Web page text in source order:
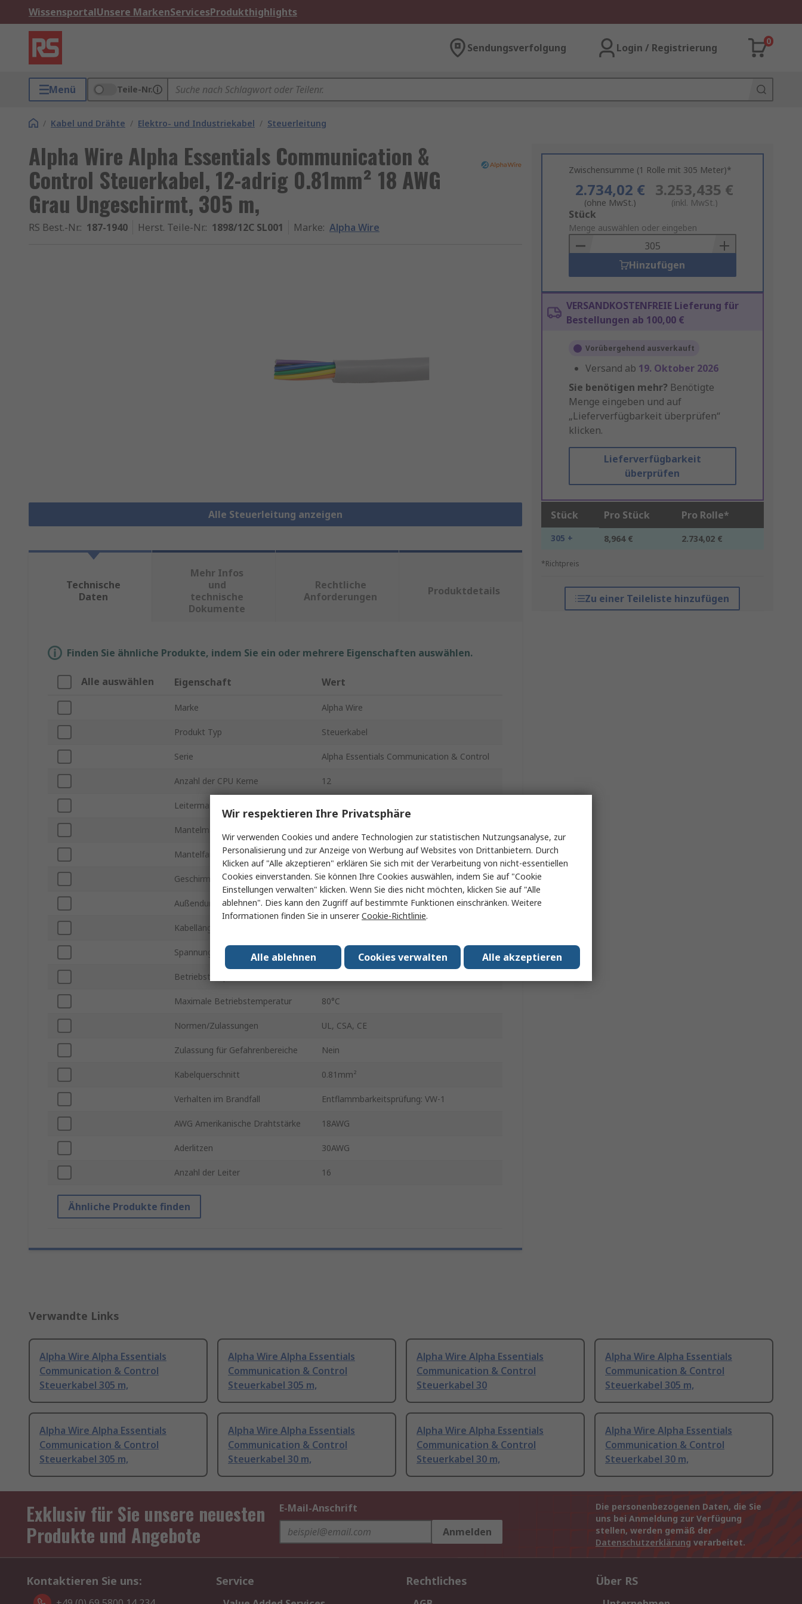
WissensportalUnsere MarkenServicesProdukthighlights
Sendungsverfolgung Login / Registrierung
0
Menü Teile-Nr.
/ Kabel und Drähte / Elektro- und Industriekabel / Steuerleitung
Alpha Wire Alpha Essentials Communication &
Control Steuerkabel, 12-adrig 0.81mm² 18 AWG
Grau Ungeschirmt, 305 m,
RS Best.-Nr.: 187-1940 Herst. Teile-Nr.: 1898/12C SL001 Marke: Alpha Wire
Alle Steuerleitung anzeigen
Zwischensumme (1 Rolle mit 305 Meter)*
2.734,02 €
(ohne MwSt.)
3.253,435 €
(inkl. MwSt.)
Add
to
Basket
Stück
Menge auswählen oder eingeben
Hinzufügen
VERSANDKOSTENFREIE Lieferung für
Bestellungen ab 100,00 €
Vorübergehend ausverkauft
Versand ab 19. Oktober 2026
Sie benötigen mehr? Benötigte
Menge eingeben und auf
„Lieferverfügbarkeit überprüfen“
klicken.
Lieferverfügbarkeit
überprüfen
Stück Pro Stück Pro Rolle*
305 + 8,964 € 2.734,02 €
*Richtpreis
Zu einer Teileliste hinzufügen
Technische
Daten
Mehr Infos
und
technische
Dokumente
Rechtliche
Anforderungen
Produktdetails
Finden Sie ähnliche Produkte, indem Sie ein oder mehrere Eigenschaften auswählen.
Alle auswählen Eigenschaft Wert
Marke Alpha Wire
Produkt Typ Steuerkabel
Serie Alpha Essentials Communication & Control
Anzahl der CPU Kerne 12
Leitermaterial
Mantelmaterial
Mantelfarbe Grau
Geschirmt / Ungeschirmt Ungeschirmt
Außendurchmesser 10.01mm
Kabellänge
Spannung
Betriebstemperatur min.
Maximale Betriebstemperatur 80°C
Normen/Zulassungen UL, CSA, CE
Zulassung für Gefahrenbereiche Nein
Kabelquerschnitt 0.81mm²
Verhalten im Brandfall Entflammbarkeitsprüfung: VW-1
AWG Amerikanische Drahtstärke 18AWG
Aderlitzen 30AWG
Anzahl der Leiter 16
Ähnliche Produkte finden
Verwandte Links
Alpha Wire Alpha Essentials
Communication & Control
Steuerkabel 305 m,
Alpha Wire Alpha Essentials
Communication & Control
Steuerkabel 305 m,
Alpha Wire Alpha Essentials
Communication & Control
Steuerkabel 30
Alpha Wire Alpha Essentials
Communication & Control
Steuerkabel 305 m,
Alpha Wire Alpha Essentials
Communication & Control
Steuerkabel 305 m,
Alpha Wire Alpha Essentials
Communication & Control
Steuerkabel 30 m,
Alpha Wire Alpha Essentials
Communication & Control
Steuerkabel 30 m,
Alpha Wire Alpha Essentials
Communication & Control
Steuerkabel 30 m,
Exklusiv für Sie unsere neuesten
Produkte und Angebote
E-Mail-Anschrift
Anmelden
Die personenbezogenen Daten, die Sie
uns bei Anmeldung zur Verfügung
stellen, werden gemäß der
Datenschutzerklärung verarbeitet.
Kontaktieren Sie uns: Service Rechtliches Über RS
Wir respektieren Ihre Privatsphäre
Wir verwenden Cookies und andere Technologien zur statistischen Nutzungsanalyse, zur
Personalisierung und zur Anzeige von Werbung auf Websites von Drittanbietern. Durch
Klicken auf "Alle akzeptieren" erklären Sie sich mit der Verarbeitung von nicht-essentiellen
Cookies einverstanden. Sie können Ihre Cookies auswählen, indem Sie auf "Cookie
Einstellungen verwalten" klicken. Wenn Sie dies nicht möchten, klicken Sie auf "Alle
ablehnen". Dies kann den Zugriff auf bestimmte Funktionen einschränken. Weitere
Informationen finden Sie in unsererCookie-Richtlinie.
Alle akzeptieren
Cookies verwalten
Alle ablehnen